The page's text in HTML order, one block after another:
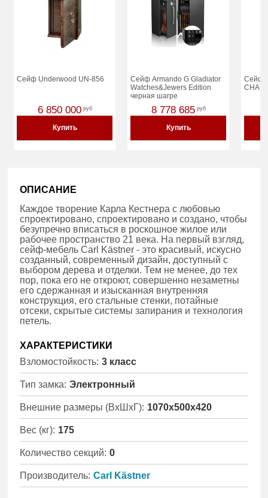
Сейф Underwood UN-856
6 850 000 руб
Купить
Сейф Armando G Gladiator
Watches&Jewers Edition
черная шагре
8 778 685 руб
Купить
Сейф
ОПИСАНИЕ
Каждое творение Карла Кестнера с любовью
спроектировано, спроектировано и создано, чтобы
безупречно вписаться в роскошное жилое или
рабочее пространство 21 века. На первый взгляд,
сейф-мебель Carl Kästner - это красивый, искусно
созданный, современный дизайн, доступный с
выбором дерева и отделки. Тем не менее, до тех
пор, пока его не откроют, совершенно незаметны
его сдержанная и изысканная внутренняя
конструкция, его стальные стенки, потайные
отсеки, скрытые системы запирания и технология
петель.
ХАРАКТЕРИСТИКИ
Взломостойкость: 3 класс
Тип замка: Электронный
Внешние размеры (ВхШхГ): 1070x500x420
Вес (кг): 175
Количество секций: 0
Производитель: Carl Kästner